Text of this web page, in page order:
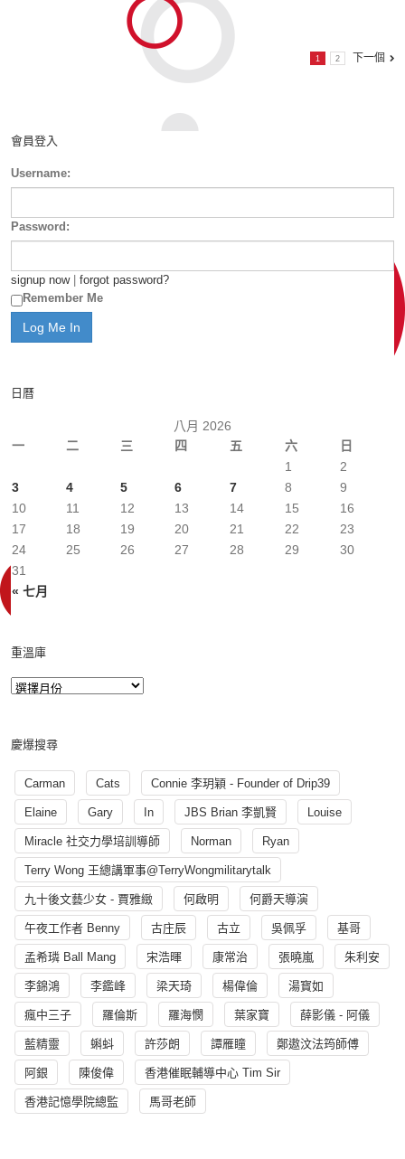
1 2 下一個
會員登入
Username:
Password:
signup now| forgot password?
Remember Me
日曆
八月 2026
一
二 三 四 五 六 日
« 七月
1
2
3
4 5 6 7 8
9
10
11 12 13 14 15
16
17
18 19 20 21 22
23
24
25 26 27 28 29
30
31
重溫庫
慶爆搜尋
Carman Cats Connie 李玥穎 - Founder of Drip39
Elaine Gary In JBS Brian 李凱賢 Louise
Miracle 社交力學培訓導師 Norman Ryan
Terry Wong 王總講軍事@TerryWongmilitarytalk
九十後文藝少女 - 賈雅緻 何啟明 何爵天導演
午夜工作者 Benny 古庄辰 古立 吳佩孚 基哥
孟希璘 Ball Mang 宋浩暉 康常治 張曉嵐 朱利安
李錦鴻 李鑑峰 梁天琦 楊偉倫 湯寳如
瘋中三子 羅倫斯 羅海憫 葉家寶 薛影儀 - 阿儀
藍精靈 蝌蚪 許莎朗 譚雁瞳 鄭遨汶法筠師傅
阿銀 陳俊偉 香港催眠輔導中心 Tim Sir
香港記憶學院總監 馬哥老師